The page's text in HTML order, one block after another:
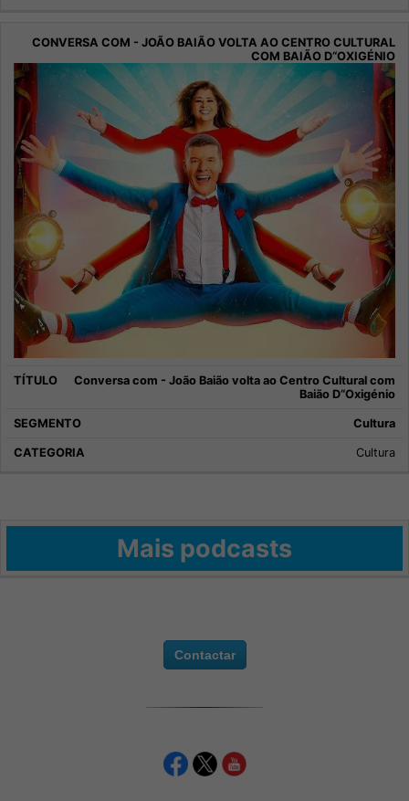
Conversa com - João Baião volta ao Centro Cultural com
Baião D“Oxigénio
Cultura
Cultura
Mais podcasts
Contactar